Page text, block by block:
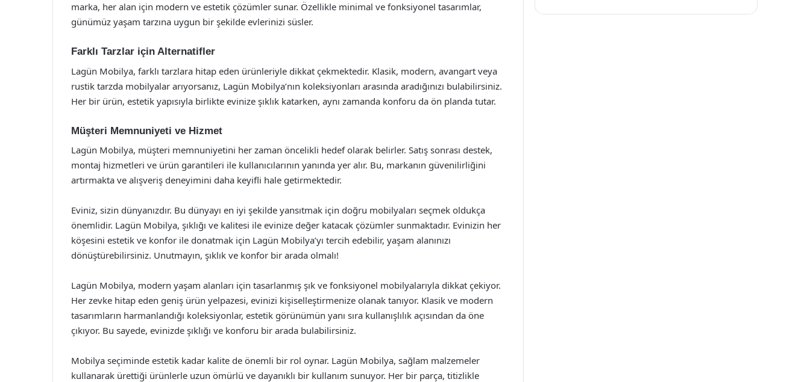
marka, her alan için modern ve estetik çözümler sunar. Özellikle minimal ve fonksiyonel tasarımlar,
günümüz yaşam tarzına uygun bir şekilde evlerinizi süsler.
Farklı Tarzlar için Alternatifler
Lagün Mobilya, farklı tarzlara hitap eden ürünleriyle dikkat çekmektedir. Klasik, modern, avangart veya
rustik tarzda mobilyalar arıyorsanız, Lagün Mobilya’nın koleksiyonları arasında aradığınızı bulabilirsiniz.
Her bir ürün, estetik yapısıyla birlikte evinize şıklık katarken, aynı zamanda konforu da ön planda tutar.
Müşteri Memnuniyeti ve Hizmet
Lagün Mobilya, müşteri memnuniyetini her zaman öncelikli hedef olarak belirler. Satış sonrası destek,
montaj hizmetleri ve ürün garantileri ile kullanıcılarının yanında yer alır. Bu, markanın güvenilirliğini
artırmakta ve alışveriş deneyimini daha keyifli hale getirmektedir.
Eviniz, sizin dünyanızdır. Bu dünyayı en iyi şekilde yansıtmak için doğru mobilyaları seçmek oldukça
önemlidir. Lagün Mobilya, şıklığı ve kalitesi ile evinize değer katacak çözümler sunmaktadır. Evinizin her
köşesini estetik ve konfor ile donatmak için Lagün Mobilya’yı tercih edebilir, yaşam alanınızı
dönüştürebilirsiniz. Unutmayın, şıklık ve konfor bir arada olmalı!
Lagün Mobilya, modern yaşam alanları için tasarlanmış şık ve fonksiyonel mobilyalarıyla dikkat çekiyor.
Her zevke hitap eden geniş ürün yelpazesi, evinizi kişiselleştirmenize olanak tanıyor. Klasik ve modern
tasarımların harmanlandığı koleksiyonlar, estetik görünümün yanı sıra kullanışlılık açısından da öne
çıkıyor. Bu sayede, evinizde şıklığı ve konforu bir arada bulabilirsiniz.
Mobilya seçiminde estetik kadar kalite de önemli bir rol oynar. Lagün Mobilya, sağlam malzemeler
kullanarak ürettiği ürünlerle uzun ömürlü ve dayanıklı bir kullanım sunuyor. Her bir parça, titizlikle